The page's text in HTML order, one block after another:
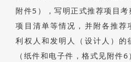
附件5），写明正式推荐项目考
项目清单等情况，并附各推荐
利权人和发明人（设计人）的
（纸件和电子件，格式见附件6